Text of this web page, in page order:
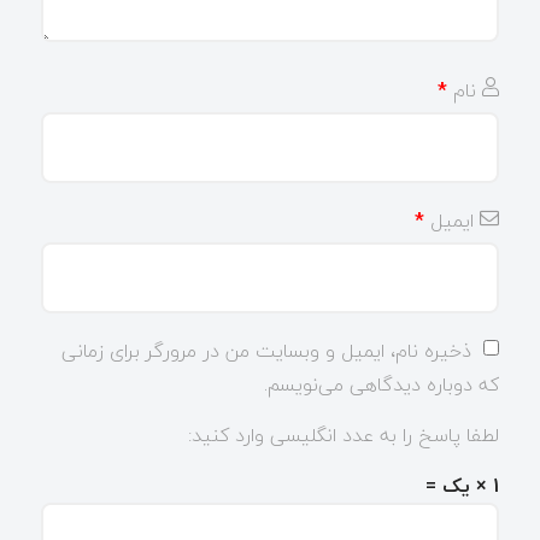
نام *
ایمیل *
ذخیره نام، ایمیل و وبسایت من در مرورگر برای زمانی
که دوباره دیدگاهی می‌نویسم.
لطفا پاسخ را به عدد انگلیسی وارد کنید:
1 × یک =